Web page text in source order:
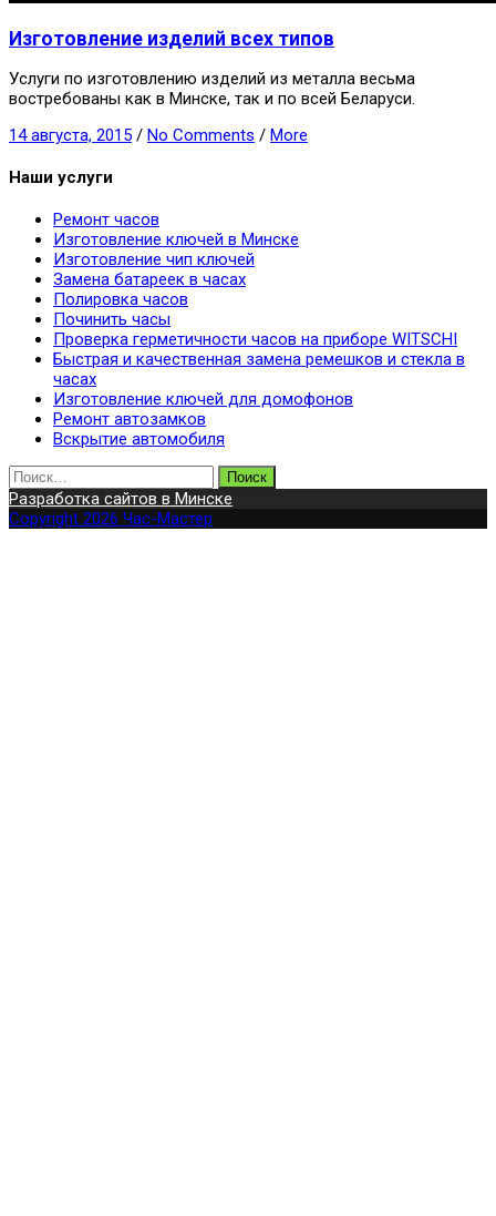
Изготовление изделий всех типов
Услуги по изготовлению изделий из металла весьма
востребованы как в Минске, так и по всей Беларуси.
14 августа, 2015 / No Comments / More
Наши услуги
Ремонт часов
Изготовление ключей в Минске
Изготовление чип ключей
Замена батареек в часах
Полировка часов
Починить часы
Проверка герметичности часов на приборе WITSCHI
Быстрая и качественная замена ремешков и стекла в
часах
Изготовление ключей для домофонов
Ремонт автозамков
Вскрытие автомобиля
Найти:
Разработка сайтов в Минске
Copyright 2026 Час-Мастер